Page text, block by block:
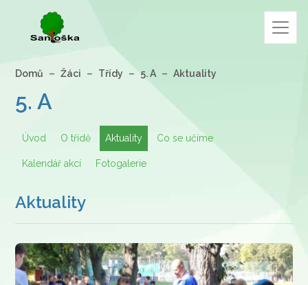
Domů Žáci Třídy 5. A Aktuality
5. A
Úvod O třídě Aktuality Co se učíme
Kalendář akcí Fotogalerie
Aktuality